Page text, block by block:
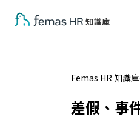
Femas HR 知識庫
差假、事